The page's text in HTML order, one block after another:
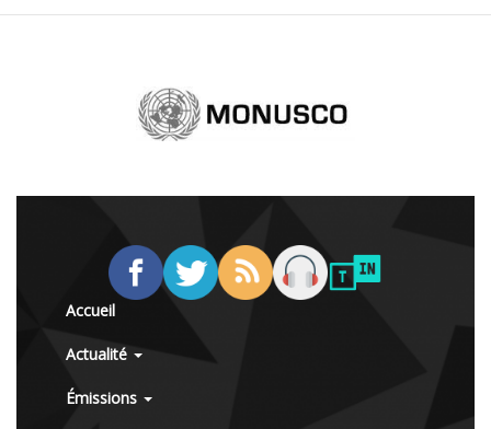
Accueil
Actualité
Émissions